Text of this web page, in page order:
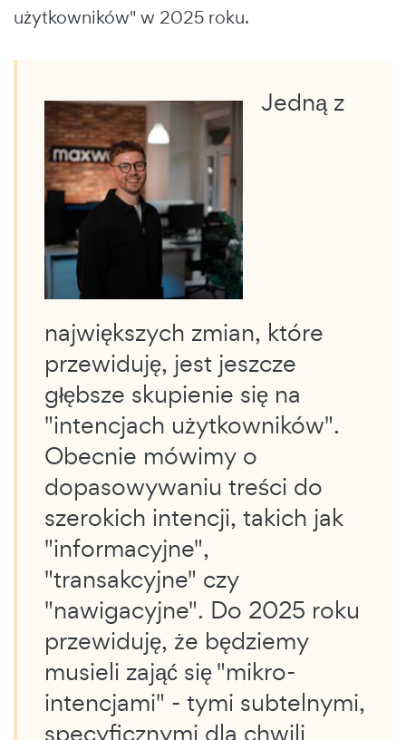
użytkowników" w 2025 roku.
Jedną z
największych zmian, które
przewiduję, jest jeszcze
głębsze skupienie się na
"intencjach użytkowników".
Obecnie mówimy o
dopasowywaniu treści do
szerokich intencji, takich jak
"informacyjne",
"transakcyjne" czy
"nawigacyjne". Do 2025 roku
przewiduję, że będziemy
musieli zająć się "mikro-
intencjami" - tymi subtelnymi,
specyficznymi dla chwili